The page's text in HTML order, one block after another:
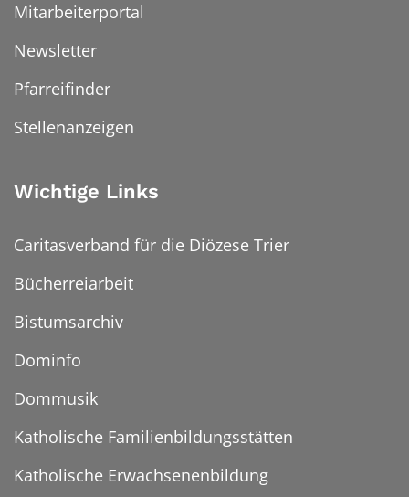
Mitarbeiterportal
Newsletter
Pfarreifinder
Stellenanzeigen
Wichtige Links
Caritasverband für die Diözese Trier
Bücherreiarbeit
Bistumsarchiv
Dominfo
Dommusik
Katholische Familienbildungsstätten
Katholische Erwachsenenbildung